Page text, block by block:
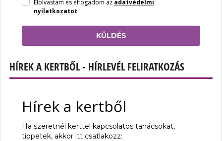
Elolvastam és elfogadom az adatvédelmi
nyilatkozatot.
KÜLDÉS
HÍREK A KERTBŐL - HÍRLEVÉL FELIRATKOZÁS
Hírek a kertből
Ha szeretnél kerttel kapcsolatos tanácsokat,
tippetek, akkor itt csatlakozz: